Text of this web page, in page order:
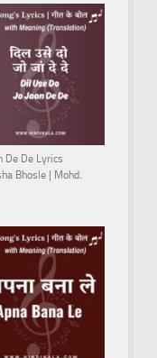
De De Lyrics
Bhosle | Mohd.